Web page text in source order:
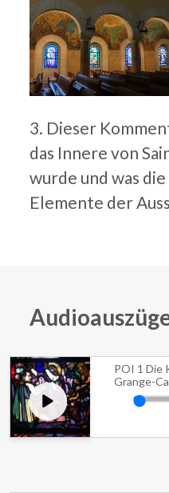
3. Dieser
das Innere von
wurde und was
Elemente der
POI 1 Die
Grange-